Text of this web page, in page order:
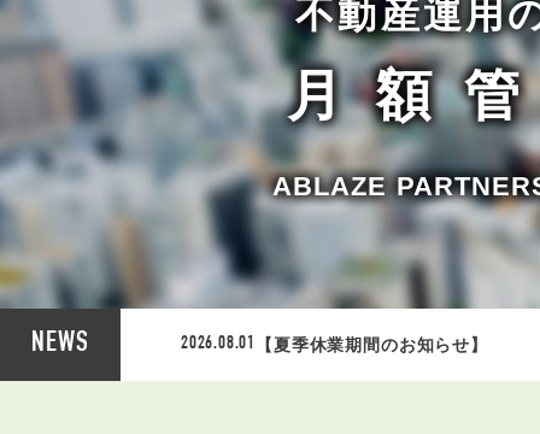
不動産運用
月額
ABLAZE
NEWS 2026.08.01 【夏季休業期間のお知らせ】